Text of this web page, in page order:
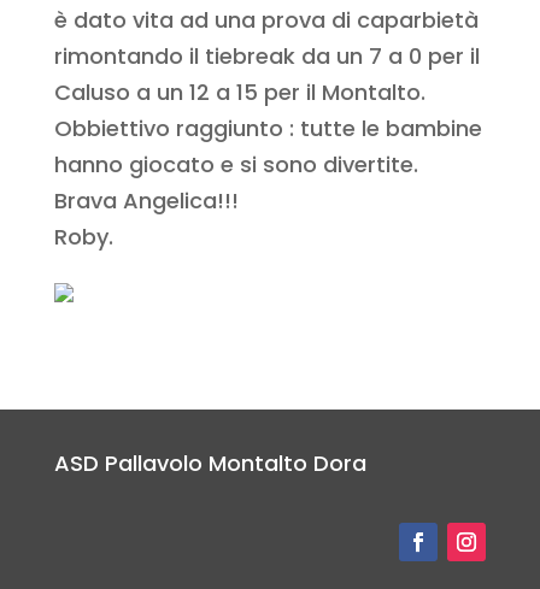
è dato vita ad una prova di caparbietà
rimontando il tiebreak da un 7 a 0 per il
Caluso a un 12 a 15 per il Montalto.
Obbiettivo raggiunto : tutte le bambine
hanno giocato e si sono divertite.
Brava Angelica!!!
Roby.
ASD Pallavolo Montalto Dora